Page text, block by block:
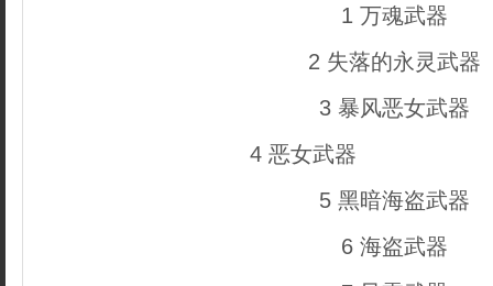
1 万魂武器
2 失落的永灵武器
3 暴风恶女武器
4 恶女武器
5 黑暗海盗武器
6 海盗武器